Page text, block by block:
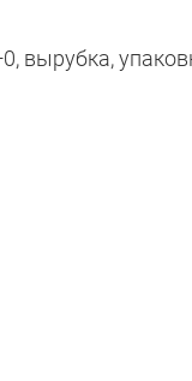
вырубка,